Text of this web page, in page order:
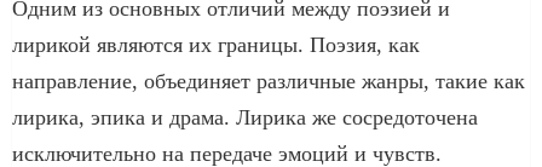
Одним из основных отличий между поэзией и
лирикой являются их границы. Поэзия, как
направление, объединяет различные жанры, такие как
лирика, эпика и драма. Лирика же сосредоточена
исключительно на передаче эмоций и чувств.